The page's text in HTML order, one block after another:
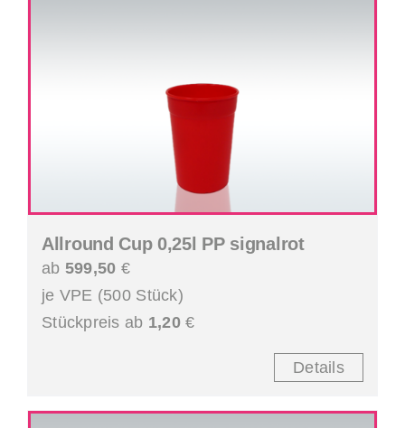
Allround Cup 0,25l PP signalrot
ab 599,50 €
je VPE (500 Stück)
Stückpreis ab 1,20€
Details